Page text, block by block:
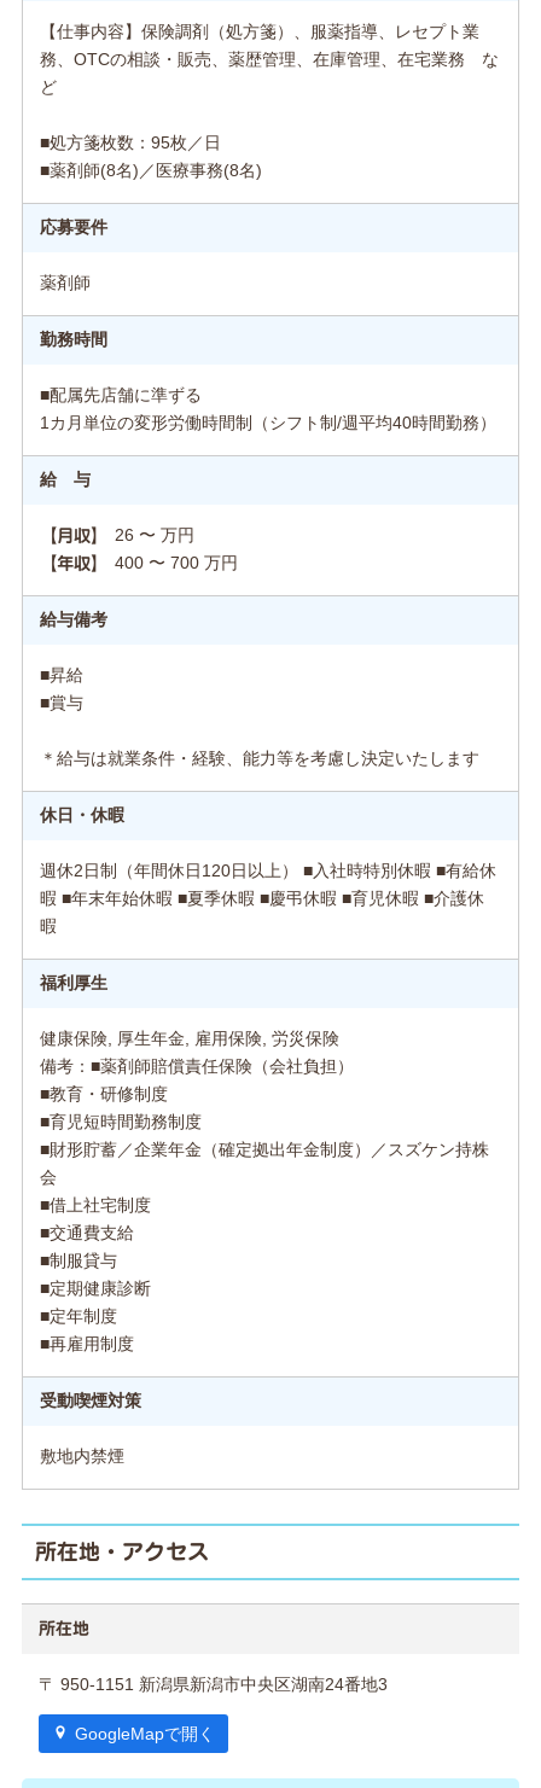
【仕事内容】保険調剤（処方箋）、服薬指導、レセプト業
務、OTCの相談・販売、薬歴管理、在庫管理、在宅業務 な
ど
■処方箋枚数：95枚／日
■薬剤師(8名)／医療事務(8名)
応募要件
薬剤師
勤務時間
■配属先店舗に準ずる
1カ月単位の変形労働時間制（シフト制/週平均40時間勤務）
給 与
【月収】 26 〜 万円
【年収】 400 〜 700 万円
給与備考
■昇給
■賞与
＊給与は就業条件・経験、能力等を考慮し決定いたします
休日・休暇
週休2日制（年間休日120日以上） ■入社時特別休暇 ■有給休
暇 ■年末年始休暇 ■夏季休暇 ■慶弔休暇 ■育児休暇 ■介護休
暇
福利厚生
健康保険, 厚生年金, 雇用保険, 労災保険
備考：■薬剤師賠償責任保険（会社負担）
■教育・研修制度
■育児短時間勤務制度
■財形貯蓄／企業年金（確定拠出年金制度）／スズケン持株
会
■借上社宅制度
■交通費支給
■制服貸与
■定期健康診断
■定年制度
■再雇用制度
受動喫煙対策
敷地内禁煙
所在地・アクセス
所在地
〒 950-1151 新潟県新潟市中央区湖南24番地3
GoogleMapで開く